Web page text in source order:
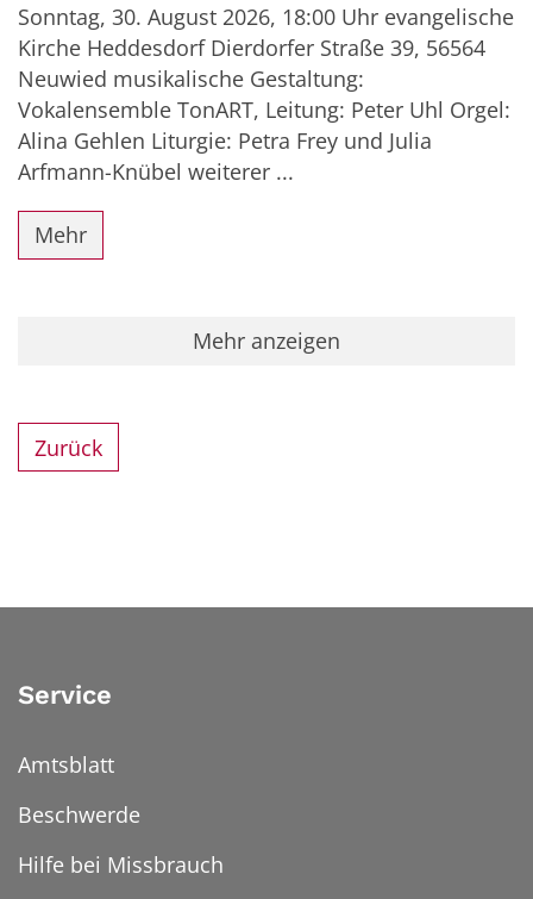
Sonntag, 30. August 2026, 18:00 Uhr evangelische
Kirche Heddesdorf Dierdorfer Straße 39, 56564
Neuwied musikalische Gestaltung:
Vokalensemble TonART, Leitung: Peter Uhl Orgel:
Alina Gehlen Liturgie: Petra Frey und Julia
Arfmann-Knübel weiterer ...
Mehr
Mehr anzeigen
Zurück
Service
Amtsblatt
Beschwerde
Hilfe bei Missbrauch